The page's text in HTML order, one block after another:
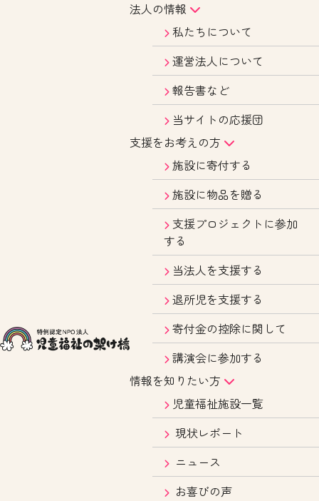
法人の情報
私たちについて
運営法人について
報告書など
当サイトの応援団
支援をお考えの方
施設に寄付する
施設に物品を贈る
支援プロジェクトに参加
する
当法人を支援する
退所児を支援する
寄付金の控除に関して
講演会に参加する
情報を知りたい方
児童福祉施設一覧
現状レポート
ニュース
お喜びの声